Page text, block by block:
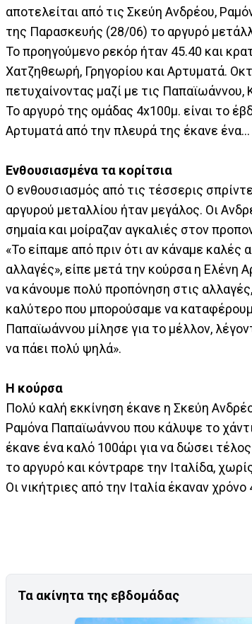
αποτελείται από τις Σκεύη Ανδρέου,
της Παρασκευής (28/06) το αργυρό
Το προηγούμενο ρεκόρ ήταν 45.40 και
Χατζηθεωρή, Γρηγορίου και Αρτυματά.
πετυχαίνοντας μαζί με τις
Το αργυρό της ομάδας 4x100μ. είναι το
Αρτυματά από την πλευρά της έκανε
Ενθουσιασμένα τα κορίτσια
Ο ενθουσιασμός από τις τέσσερις
αργυρού μεταλλίου ήταν μεγάλος. Οι
σημαία και μοίραζαν αγκαλιές στον
«Το είπαμε από πριν ότι αν κάναμε καλές
αλλαγές», είπε μετά την κούρσα η
να κάνουμε πολύ προπόνηση στις
καλύτερο που μπορούσαμε να
Παπαϊωάννου μίλησε για το μέλλον,
να πάει πολύ ψηλά».
Η κούρσα
Πολύ καλή εκκίνηση έκανε η Σκεύη
Ραμόνα Παπαϊωάννου που κάλυψε το
έκανε ένα καλό 100άρι για να δώσει
το αργυρό και κόντραρε την Ιταλίδα,
Οι νικήτριες από την Ιταλία έκαναν
Τα ακίνητα της εβδομάδας